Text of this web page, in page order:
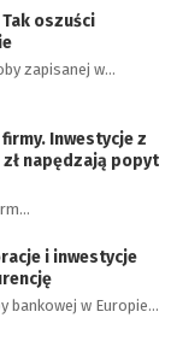
oszuści
zapisanej w…
Inwestycje z
napędzają popyt
i inwestycje
bankowej w Europie…